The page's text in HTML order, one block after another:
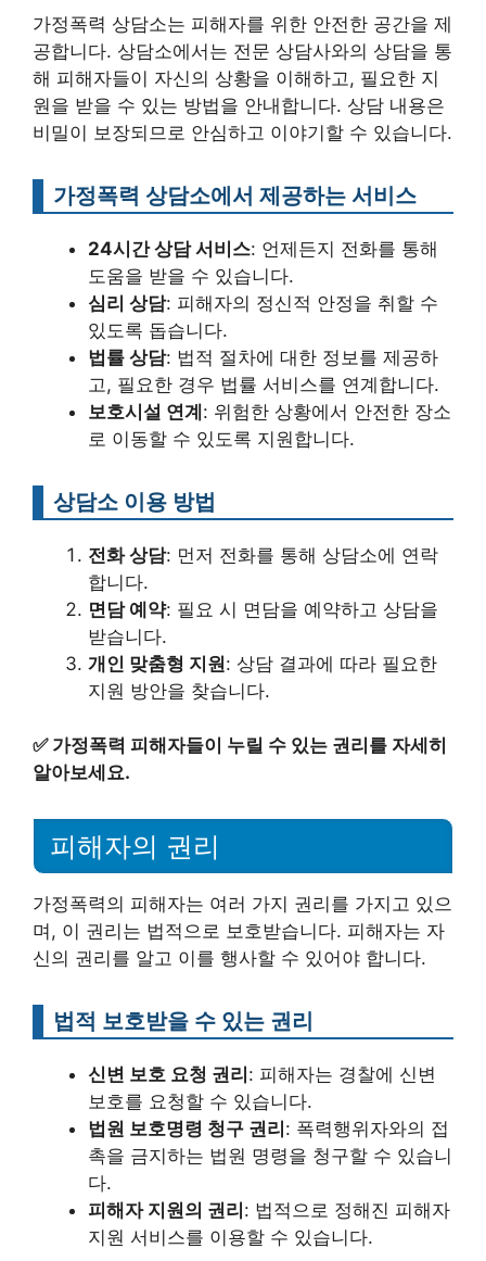
가정폭력 상담소는 피해자를 위한 안전한 공간을 제
공합니다. 상담소에서는 전문 상담사와의 상담을 통
해 피해자들이 자신의 상황을 이해하고, 필요한 지
원을 받을 수 있는 방법을 안내합니다. 상담 내용은
비밀이 보장되므로 안심하고 이야기할 수 있습니다.
가정폭력 상담소에서 제공하는 서비스
24시간 상담 서비스: 언제든지 전화를 통해
도움을 받을 수 있습니다.
심리 상담: 피해자의 정신적 안정을 취할 수
있도록 돕습니다.
법률 상담: 법적 절차에 대한 정보를 제공하
고, 필요한 경우 법률 서비스를 연계합니다.
보호시설 연계: 위험한 상황에서 안전한 장소
로 이동할 수 있도록 지원합니다.
상담소 이용 방법
전화 상담: 먼저 전화를 통해 상담소에 연락
합니다.
면담 예약: 필요 시 면담을 예약하고 상담을
받습니다.
개인 맞춤형 지원: 상담 결과에 따라 필요한
지원 방안을 찾습니다.
✅ 가정폭력 피해자들이 누릴 수 있는 권리를 자세히
알아보세요.
피해자의 권리
가정폭력의 피해자는 여러 가지 권리를 가지고 있으
며, 이 권리는 법적으로 보호받습니다. 피해자는 자
신의 권리를 알고 이를 행사할 수 있어야 합니다.
법적 보호받을 수 있는 권리
신변 보호 요청 권리: 피해자는 경찰에 신변
보호를 요청할 수 있습니다.
법원 보호명령 청구 권리: 폭력행위자와의 접
촉을 금지하는 법원 명령을 청구할 수 있습니
다.
피해자 지원의 권리: 법적으로 정해진 피해자
지원 서비스를 이용할 수 있습니다.